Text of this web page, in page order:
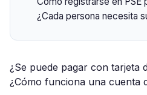
¿Cada persona necesita
¿Se puede pagar con tarjeta
¿Cómo funciona una cuenta